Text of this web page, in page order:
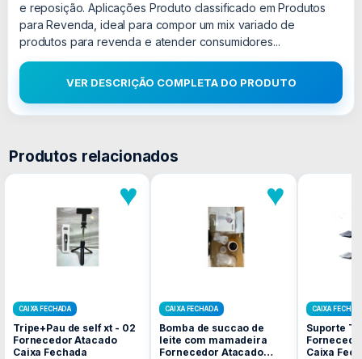
e reposição. Aplicações Produto classificado em Produtos
para Revenda, ideal para compor um mix variado de
produtos para revenda e atender consumidores...
VER DESCRIÇÃO COMPLETA DO PRODUTO
Produtos relacionados
♥
CAIXA FECHADA
Tripe+Pau de self xt - 02
Fornecedor Atacado
Caixa Fechada
♥
CAIXA FECHADA
Bomba de succao de
leite com mamadeira
Fornecedor Atacado
CAIXA
Suporte
Caixa